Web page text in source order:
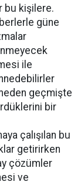
bu kişilere.
güne
ile
geçmişte
bir
çalışılan bu
getirirken
çözümler
ve